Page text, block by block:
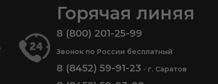
Горячая линяя
8 (800) 201-25-99
Звонок по России бесплатный
8 (8452) 59-91-23 - г. Саратов